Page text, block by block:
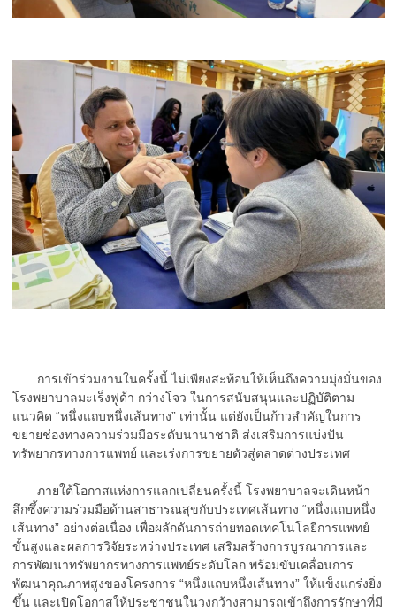
การเข้าร่วมงานในครั้งนี้ ไม่เพียงสะท้อนให้เห็นถึงความมุ่งมั่นของ
โรงพยาบาลมะเร็งฟูด้า กว่างโจว ในการสนับสนุนและปฏิบัติตาม
แนวคิด “หนึ่งแถบหนึ่งเส้นทาง” เท่านั้น แต่ยังเป็นก้าวสำคัญในการ
ขยายช่องทางความร่วมมือระดับนานาชาติ ส่งเสริมการแบ่งปัน
ทรัพยากรทางการแพทย์ และเร่งการขยายตัวสู่ตลาดต่างประเทศ
ภายใต้โอกาสแห่งการแลกเปลี่ยนครั้งนี้ โรงพยาบาลจะเดินหน้า
ลึกซึ้งความร่วมมือด้านสาธารณสุขกับประเทศเส้นทาง “หนึ่งแถบหนึ่ง
เส้นทาง” อย่างต่อเนื่อง เพื่อผลักดันการถ่ายทอดเทคโนโลยีการแพทย์
ขั้นสูงและผลการวิจัยระหว่างประเทศ เสริมสร้างการบูรณาการและ
การพัฒนาทรัพยากรทางการแพทย์ระดับโลก พร้อมขับเคลื่อนการ
พัฒนาคุณภาพสูงของโครงการ “หนึ่งแถบหนึ่งเส้นทาง” ให้แข็งแกร่งยิ่ง
ขึ้น และเปิดโอกาสให้ประชาชนในวงกว้างสามารถเข้าถึงการรักษาที่มี